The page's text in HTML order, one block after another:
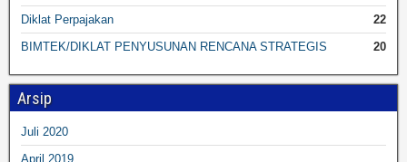
Diklat Perpajakan
22
BIMTEK/DIKLAT PENYUSUNAN RENCANA STRATEGIS
20
Arsip
Juli 2020
April 2019